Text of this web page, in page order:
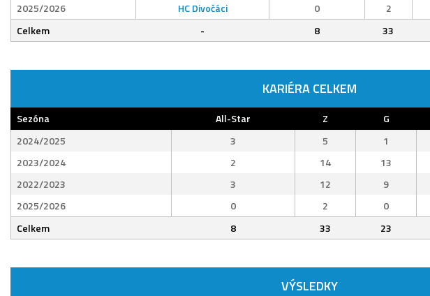
2025/2026
HC Divočáci 0 2
Celkem
- 8 33
KARIÉRA CELKEM
Sezóna All-Star Z G
2024/2025
3 5 1
2023/2024
2 14 13
2022/2023
3 12 9
2025/2026
0 2 0
Celkem
8 33 23
VÝSLEDKY